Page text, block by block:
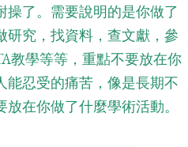
操了。需要說明的是你做了
研究，找資料，查文獻，參
教學等等，重點不要放在你
能忍受的痛苦，像是長期不
在你做了什麼學術活動。